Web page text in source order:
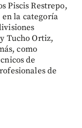
Piscis Restrepo,
la categoría
Tucho Ortiz,
como
de
de